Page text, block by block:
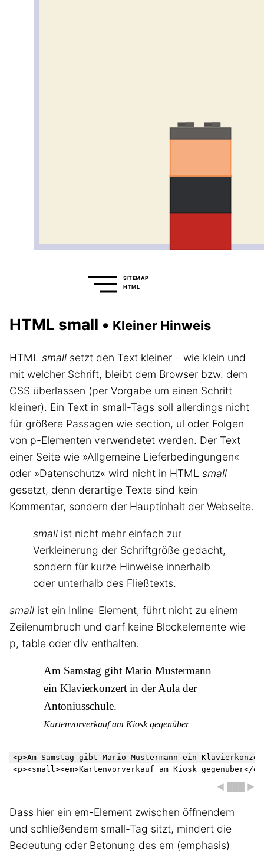
SITEMAP
HTML
HTML small • Kleiner Hinweis
HTML small setzt den Text kleiner – wie klein und
mit welcher Schrift, bleibt dem Browser bzw. dem
CSS überlassen (per Vorgabe um einen Schritt
kleiner). Ein Text in small-Tags soll allerdings nicht
für größere Passagen wie section, ul oder Folgen
von p-Elementen verwendetet werden. Der Text
einer Seite wie »Allgemeine Lieferbedingungen«
oder »Datenschutz« wird nicht in HTML small
gesetzt, denn derartige Texte sind kein
Kommentar, sondern der Hauptinhalt der Webseite.
small ist nicht mehr einfach zur
Verkleinerung der Schriftgröße gedacht,
sondern für kurze Hinweise innerhalb
oder unterhalb des Fließtexts.
small ist ein Inline-Element, führt nicht zu einem
Zeilenumbruch und darf keine Blockelemente wie
p, table oder div enthalten.
Am Samstag gibt Mario Mustermann
ein Klavierkonzert in der Aula der
Antoniusschule.
Kartenvorverkauf am Kiosk gegenüber
<p>Am Samstag gibt Mario Mustermann ein
◀ ███ ▶
Dass hier ein em-Element zwischen öffnendem
und schließendem small-Tag sitzt, mindert die
Bedeutung oder Betonung des em (emphasis)